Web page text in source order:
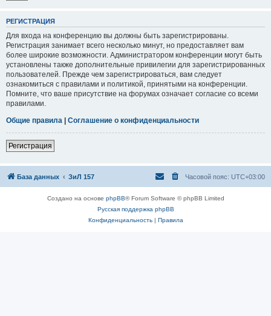
РЕГИСТРАЦИЯ
Для входа на конференцию вы должны быть зарегистрированы.
Регистрация занимает всего несколько минут, но предоставляет вам
более широкие возможности. Администратором конференции могут быть
установлены также дополнительные привилегии для зарегистрированных
пользователей. Прежде чем зарегистрироваться, вам следует
ознакомиться с правилами и политикой, принятыми на конференции.
Помните, что ваше присутствие на форумах означает согласие со всеми
правилами.
Общие правила | Соглашение о конфиденциальности
Регистрация
База данных ЗиЛ 157 Часовой пояс: UTC+03:00
Создано на основе phpBB® Forum Software © phpBB Limited
Русская поддержка phpBB
Конфиденциальность| Правила